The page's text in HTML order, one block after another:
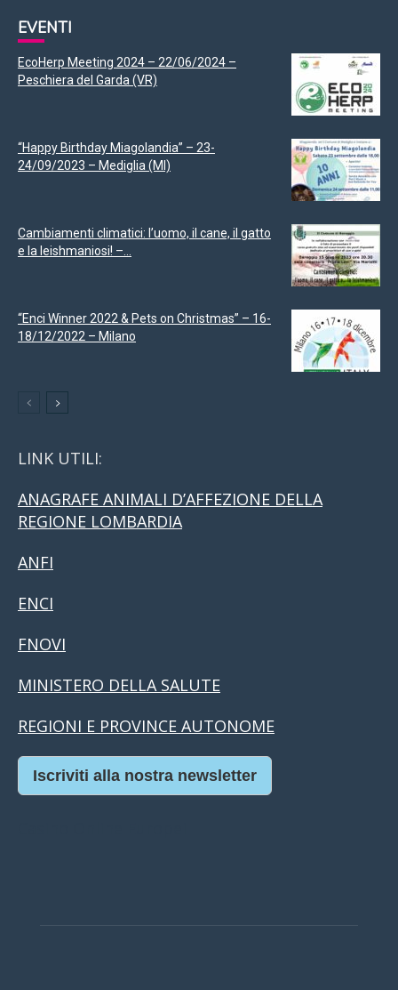
EVENTI
EcoHerp Meeting 2024 – 22/06/2024 –
Peschiera del Garda (VR)
“Happy Birthday Miagolandia” – 23-
24/09/2023 – Mediglia (MI)
Cambiamenti climatici: l’uomo, il cane, il gatto
e la leishmaniosi! –...
“Enci Winner 2022 & Pets on Christmas” – 16-
18/12/2022 – Milano
LINK UTILI:
ANAGRAFE ANIMALI D’AFFEZIONE DELLA
REGIONE LOMBARDIA
ANFI
ENCI
FNOVI
MINISTERO DELLA SALUTE
REGIONI E PROVINCE AUTONOME
Iscriviti alla nostra newsletter